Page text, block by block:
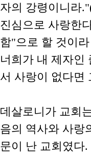
자의 강령이니라
진심으로 사랑한
함"으로 할 것이
너희가 내 제자인
서 사랑이 없다면
데살로니가 교회
음의 역사와 사랑
문이 난 교회였다